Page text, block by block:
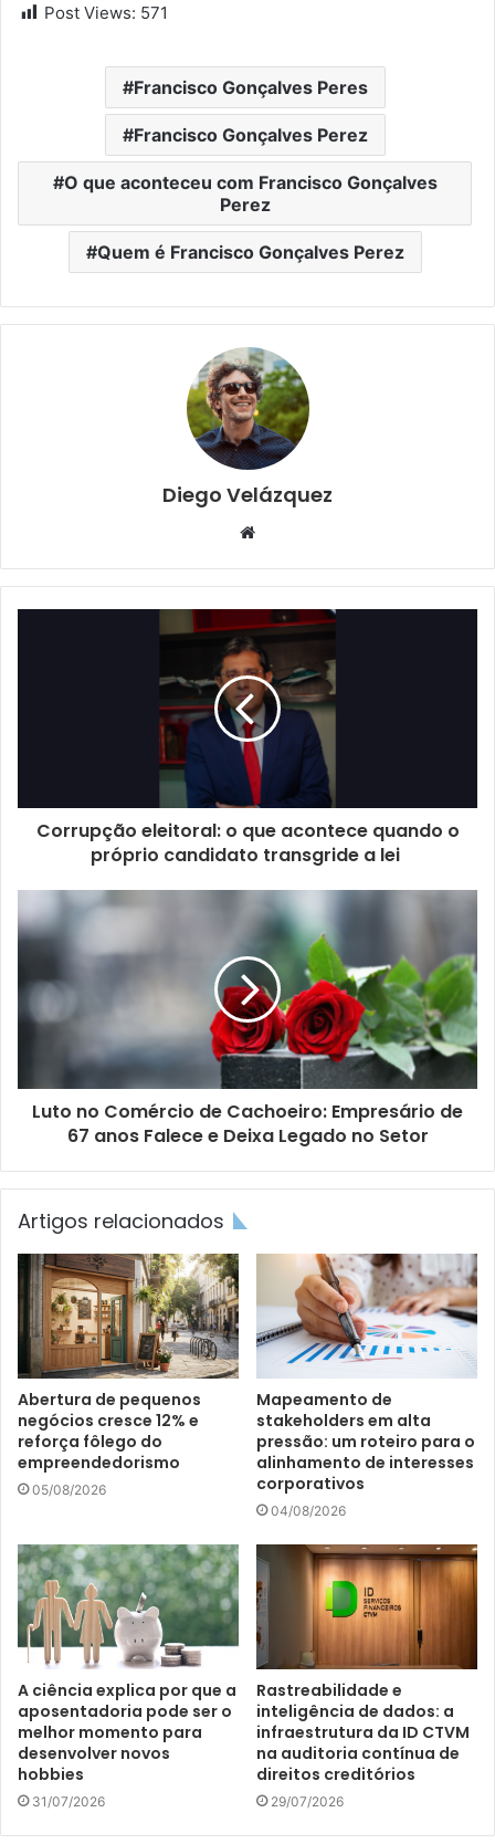
Post Views: 571
Francisco Gonçalves Peres
Francisco Gonçalves Perez
O que aconteceu com Francisco Gonçalves
Perez
Quem é Francisco Gonçalves Perez
Diego Velázquez
Website
Corrupção eleitoral: o que acontece quando o
próprio candidato transgride a lei
Luto no Comércio de Cachoeiro: Empresário de
67 anos Falece e Deixa Legado no Setor
Artigos relacionados
Abertura de pequenos
negócios cresce 12% e
reforça fôlego do
empreendedorismo
05/08/2026
Mapeamento de
stakeholders em alta
pressão: um roteiro para o
alinhamento de interesses
corporativos
04/08/2026
A ciência explica por que a
aposentadoria pode ser o
melhor momento para
desenvolver novos
hobbies
31/07/2026
Rastreabilidade e
inteligência de dados: a
infraestrutura da ID CTVM
na auditoria contínua de
direitos creditórios
29/07/2026